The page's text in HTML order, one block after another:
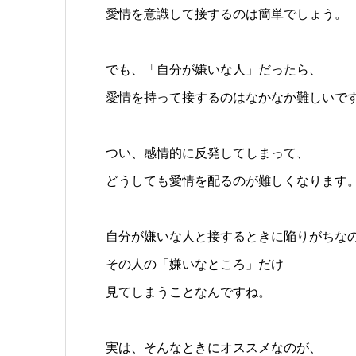
愛情を意識して接するのは簡単でしょう。
でも、「自分が嫌いな人」だったら、
愛情を持って接するのはなかなか難しいです
つい、感情的に反発してしまって、
どうしても愛情を配るのが難しくなります。
自分が嫌いな人と接するときに陥りがちなの
その人の「嫌いなところ」だけ
見てしまうことなんですね。
実は、そんなときにオススメなのが、